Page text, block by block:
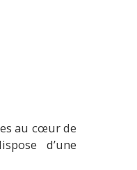
au cœur de
d’une